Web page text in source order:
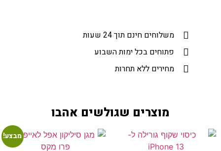
משלוחים חינם תוך 24 שעות​
פתוחים בכל ימות השבוע
מחירים ללא תחרות
מוצרים שגולשים אהבו
מבצע!